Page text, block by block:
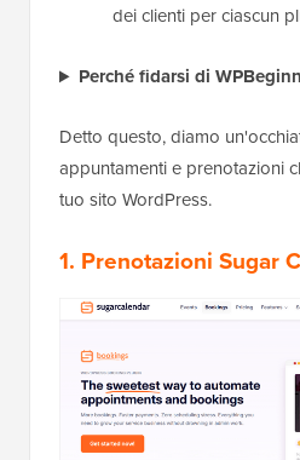
dei clienti per ciascun
Perché fidarsi di
Detto questo, diamo
appuntamenti e prenotazioni
tuo sito WordPress.
1. Prenotazioni Sugar